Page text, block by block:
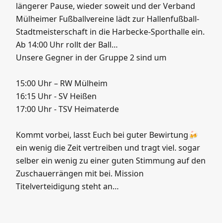
längerer Pause, wieder soweit und der Verband
Mülheimer Fußballvereine lädt zur Hallenfußball-
Stadtmeisterschaft in die Harbecke-Sporthalle ein.
Ab 14:00 Uhr rollt der Ball…
Unsere Gegner in der Gruppe 2 sind um
15:00 Uhr – RW Mülheim
16:15 Uhr - SV Heißen
17:00 Uhr - TSV Heimaterde
Kommt vorbei, lasst Euch bei guter Bewirtung🍻
ein wenig die Zeit vertreiben und tragt viel. sogar
selber ein wenig zu einer guten Stimmung auf den
Zuschauerrängen mit bei. Mission
Titelverteidigung steht an…